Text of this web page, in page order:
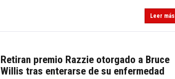
Leer más
Retiran premio Razzie otorgado a Bruce
Willis tras enterarse de su enfermedad